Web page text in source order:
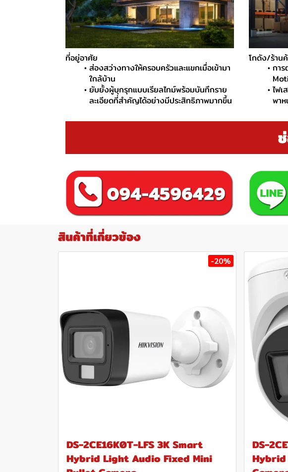
ที่อยู่อาศัย
ส่องสว่างทางให้ครอบครัวและแขกเมื่อเข้ามา
ใกล้บ้าน
ยับยั้งผู้บุกรุกแบบเรียลไทม์พร้อมบันทึกราย
ละเอียดที่สำคัญได้อย่างมีประสิทธิภาพมากขึ้น
โกดัง/ร้าน
การ
ไฟ
พาห
สินค้าที่เกี่ยวข้อง
-20%
DS-2CE16K0T-LFS 3K Smart
Hybrid Light Audio Fixed Mini
DS-